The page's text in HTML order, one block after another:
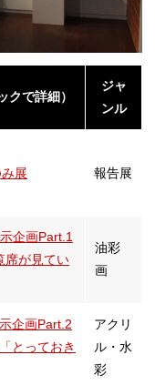
ン
クで詳細）
ジャ
ンル
展 報告展
企画Part.1
席が見てい
油彩
画
企画Part.2
とっておき
アクリ
ル・水
彩